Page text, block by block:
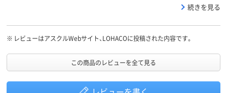
続きを見る
※ レビューはアスクルWebサイト、LOHACOに投稿された内容です。
この商品のレビューを全て見る